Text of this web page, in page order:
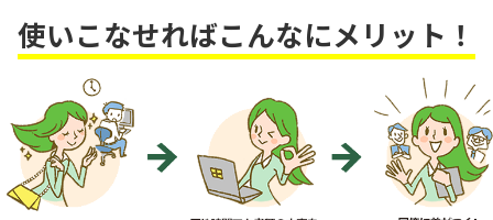
使いこなせればこんなにメリット！